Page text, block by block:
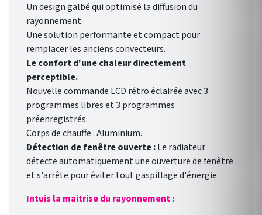
Un design galbé qui optimisé la diffusion du
rayonnement.
Une solution performante et compact pour
remplacer les anciens convecteurs.
Le confort d'une chaleur directement
perceptible.
Nouvelle commande LCD rétro éclairée avec 3
programmes libres et 3 programmes
préenregistrés.
Corps de chauffe : Aluminium.
Détection de fenêtre ouverte :Le radiateur
détecte automatiquement une ouverture de fenêtre
et s'arrête pour éviter tout gaspillage d'énergie.
Intuis la maitrise du rayonnement :